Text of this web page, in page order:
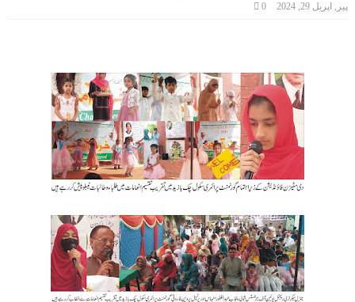
پیر, اپریل 29, 2024 0